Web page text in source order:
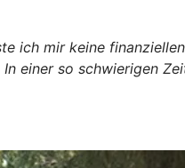
ich mir keine
einer so schwierigen